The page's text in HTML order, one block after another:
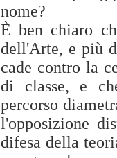
nome?
È ben chiaro
dell'Arte, e più
cade contro la
di classe, e
percorso
l'opposizione
difesa della